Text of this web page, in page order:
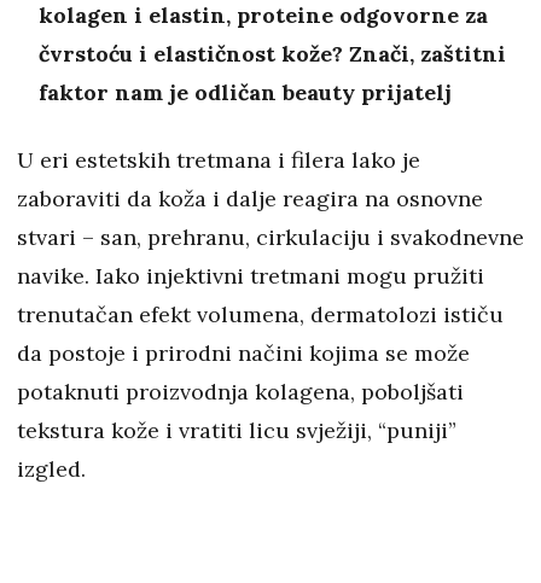
kolagen i elastin, proteine odgovorne za
čvrstoću i elastičnost kože? Znači, zaštitni
faktor nam je odličan beauty prijatelj
U eri estetskih tretmana i filera lako je
zaboraviti da koža i dalje reagira na osnovne
stvari – san, prehranu, cirkulaciju i svakodnevne
navike. Iako injektivni tretmani mogu pružiti
trenutačan efekt volumena, dermatolozi ističu
da postoje i prirodni načini kojima se može
potaknuti proizvodnja kolagena, poboljšati
tekstura kože i vratiti licu svježiji, “puniji”
izgled.